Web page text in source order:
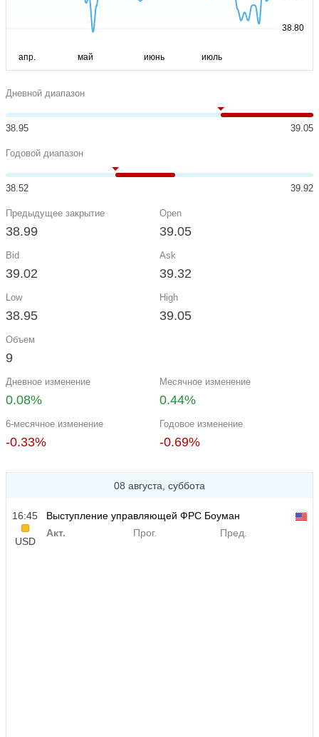
Дневной диапазон
38.95 39.05
Годовой диапазон
38.52 39.92
Предыдущее закрытие
38.99
Open
39.05
Bid
39.02
Ask
39.32
Low
38.95
High
39.05
Объем
9
Дневное изменение
0.08%
Месячное изменение
0.44%
6-месячное изменение
-0.33%
Годовое изменение
-0.69%
08 августа, суббота
16:45
USD
Выступление управляющей ФРС Боуман
Акт.
Прог. Пред.